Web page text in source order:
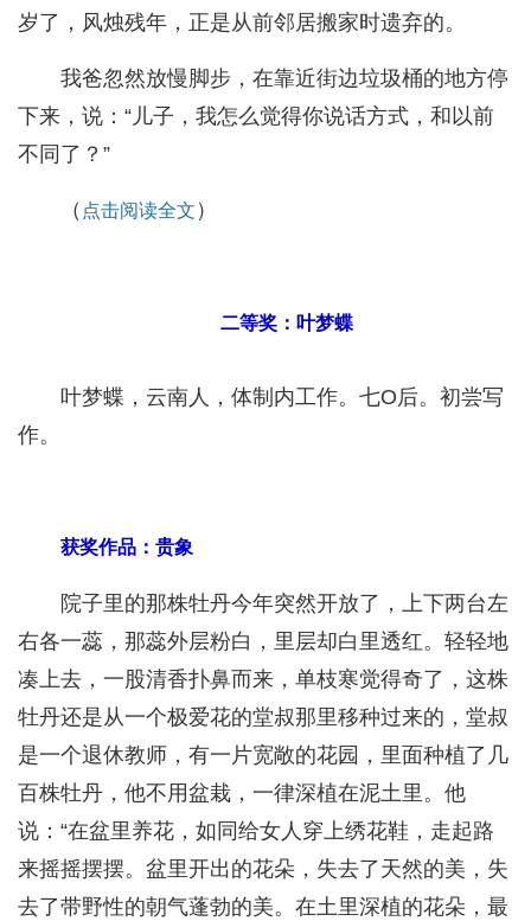
岁了，风烛残年，正是从前邻居搬家时遗弃的。
我爸忽然放慢脚步，在靠近街边垃圾桶的地方停
下来，说：“儿子，我怎么觉得你说话方式，和以前
不同了？”
（ 点击阅读全文 ）
二等奖：叶梦蝶
叶梦蝶，云南人，体制内工作。七O后。初尝写
作。
获奖作品：贵象
院子里的那株牡丹今年突然开放了，上下两台左
右各一蕊，那蕊外层粉白，里层却白里透红。轻轻地
凑上去，一股清香扑鼻而来，单枝寒觉得奇了，这株
牡丹还是从一个极爱花的堂叔那里移种过来的，堂叔
是一个退休教师，有一片宽敞的花园，里面种植了几
百株牡丹，他不用盆栽，一律深植在泥土里。他
说：“在盆里养花，如同给女人穿上绣花鞋，走起路
来摇摇摆摆。盆里开出的花朵，失去了天然的美，失
去了带野性的朝气蓬勃的美。在土里深植的花朵，最